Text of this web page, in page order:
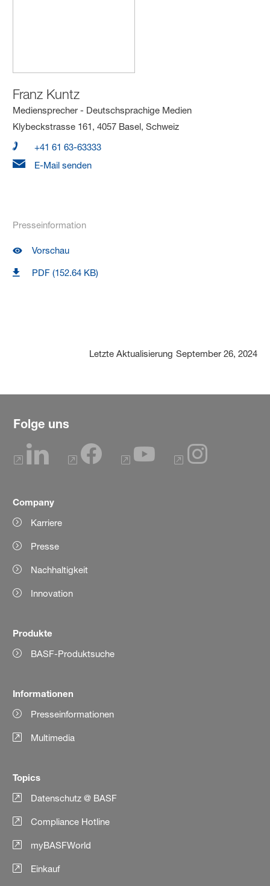
Franz Kuntz
Mediensprecher - Deutschsprachige Medien
Klybeckstrasse 161, 4057 Basel, Schweiz
+41 61 63-63333
E-Mail senden
Presseinformation
Vorschau
PDF (152.64 KB)
Letzte Aktualisierung September 26, 2024
Folge uns
Company
Karriere
Presse
Nachhaltigkeit
Innovation
Produkte
BASF-Produktsuche
Informationen
Presseinformationen
Multimedia
Topics
Datenschutz @ BASF
Compliance Hotline
myBASFWorld
Einkauf